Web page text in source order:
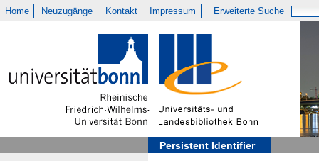
Home Neuzugänge Kontakt Impressum Erweiterte Suche
Persistent Identifier